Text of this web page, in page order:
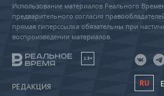
Использование материалов Реального
предварительного согласия
прямая гиперссылка обязательны при
воспроизведении материалов.
18+
РЕДАКЦИЯ
RU